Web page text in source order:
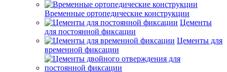
Временные ортопедические конструкции
Цементы
для постоянной фиксации
Цементы для
временной фиксации